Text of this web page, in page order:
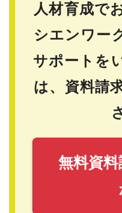
人材育成で
シエンワー
サポートを
は、資料請
無料資